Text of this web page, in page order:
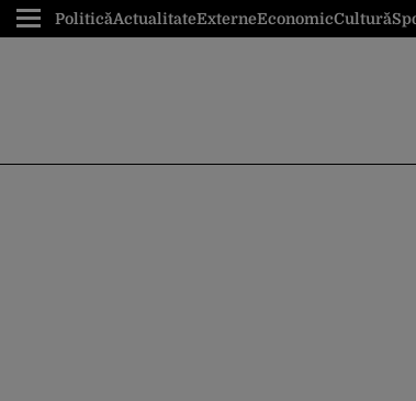
PoliticăActualitateExterneEconomicCultură